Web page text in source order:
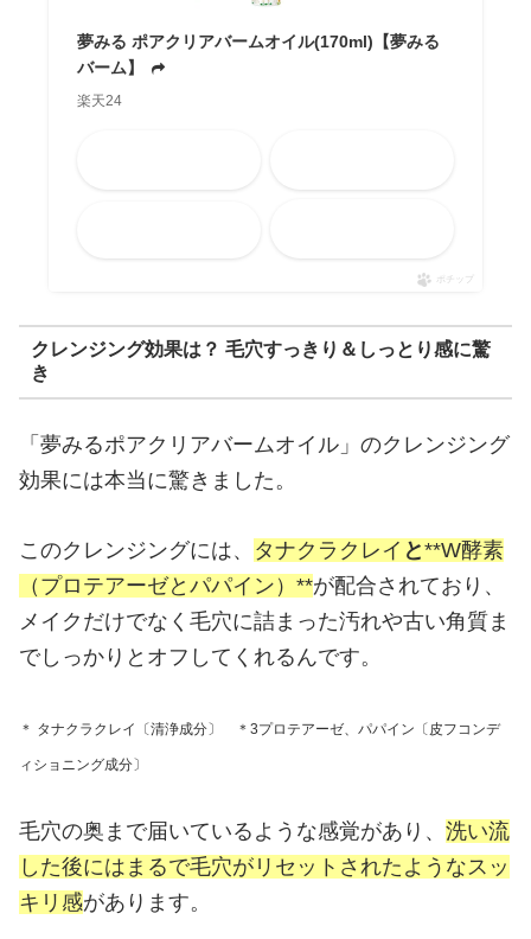
夢みる ポアクリアバームオイル(170ml)【夢みる
バーム】
楽天24
ポチップ
クレンジング効果は？ 毛穴すっきり＆しっとり感に驚
き
「夢みるポアクリアバームオイル」のクレンジング
効果には本当に驚きました。
このクレンジングには、 タナクラクレイ と**W酵素
（プロテアーゼとパパイン）**が配合されており、
メイクだけでなく毛穴に詰まった汚れや古い角質ま
でしっかりとオフしてくれるんです。
＊ タナクラクレイ〔清浄成分〕 ＊3プロテアーゼ、パパイン〔皮フコンデ
ィショニング成分〕
毛穴の奥まで届いているような感覚があり、 洗い流
した後にはまるで毛穴がリセットされたようなスッ
キリ感があります。